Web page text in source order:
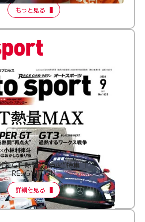
もっと見る
GT 熱闘“再点火”特集 ］
RE:IGNITION
詳細を見る